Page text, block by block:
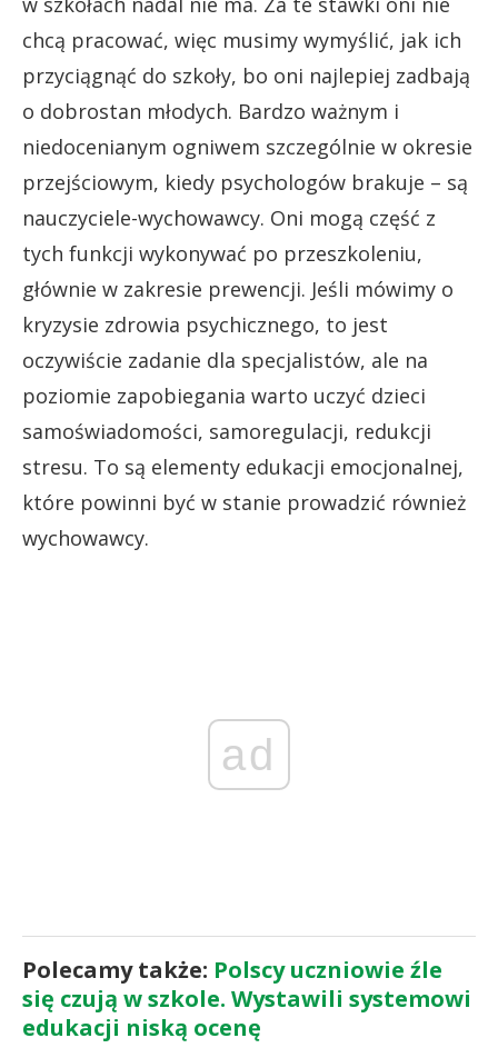
chcą pracować, więc musimy wymyślić, jak ich
przyciągnąć do szkoły, bo oni najlepiej zadbają
o dobrostan młodych. Bardzo ważnym i
niedocenianym ogniwem szczególnie w okresie
przejściowym, kiedy psychologów brakuje – są
nauczyciele-wychowawcy. Oni mogą część z
tych funkcji wykonywać po przeszkoleniu,
głównie w zakresie prewencji. Jeśli mówimy o
kryzysie zdrowia psychicznego, to jest
oczywiście zadanie dla specjalistów, ale na
poziomie zapobiegania warto uczyć dzieci
samoświadomości, samoregulacji, redukcji
stresu. To są elementy edukacji emocjonalnej,
które powinni być w stanie prowadzić również
wychowawcy.
ad
Polecamy także: Polscy uczniowie źle
się czują w szkole. Wystawili systemowi
edukacji niską ocenę